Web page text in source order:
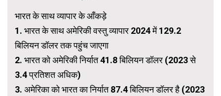
भारत के साथ व्यापार के आँकड़े
1. भारत के साथ अमेरिकी वस्तु व्यापार 2024 में 129.2
बिलियन डॉलर तक पहुंच जाएगा
2. भारत को अमेरिकी निर्यात 41.8 बिलियन डॉलर (2023 से
3.4 प्रतिशत अधिक)
3. अमेरिका को भारत का निर्यात 87.4 बिलियन डॉलर है (2023